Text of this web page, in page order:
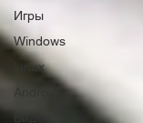
Игры
Windows
Linux